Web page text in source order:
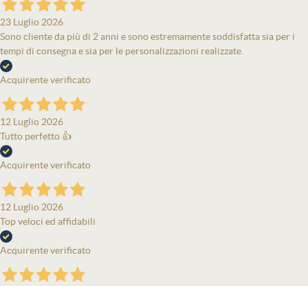
23 Luglio 2026
Sono cliente da più di 2 anni e sono estremamente soddisfatta sia per i
tempi di consegna e sia per le personalizzazioni realizzate.
Acquirente verificato
12 Luglio 2026
Tutto perfetto 👍
Acquirente verificato
12 Luglio 2026
Top veloci ed affidabili
Acquirente verificato